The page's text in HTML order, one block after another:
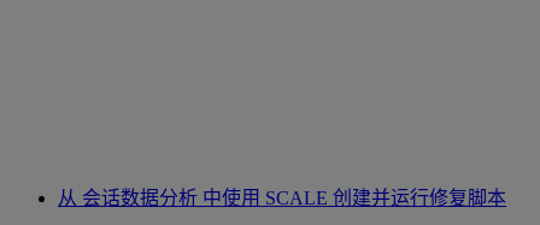
从 会话数据分析 中使用 SCALE 创建并运行修复脚本